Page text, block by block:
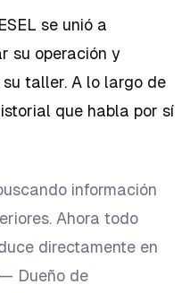
se unió a
su operación y
taller. A lo largo de
que habla por sí
información
Ahora todo
directamente en
— Dueño de